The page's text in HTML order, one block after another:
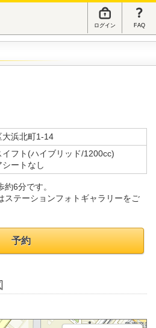
ログイン FAQ
大浜北町1-14
フト(ハイブリッド/1200cc)
シートなし
約6分です。
テーションフォトギャラリーをご
予約